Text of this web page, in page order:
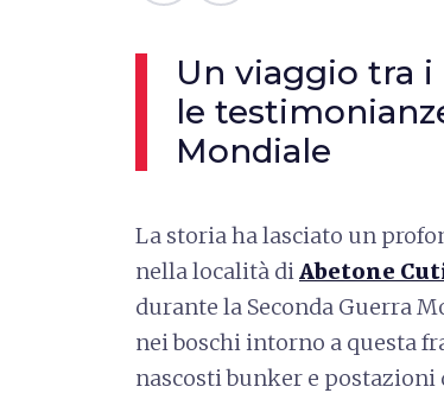
Un viaggio tra
le
Mondiale
La storia ha lasciato un
nella località diAbetone
durante la Seconda Guerra
nei boschi intorno a questa
nascosti bunker e postazioni